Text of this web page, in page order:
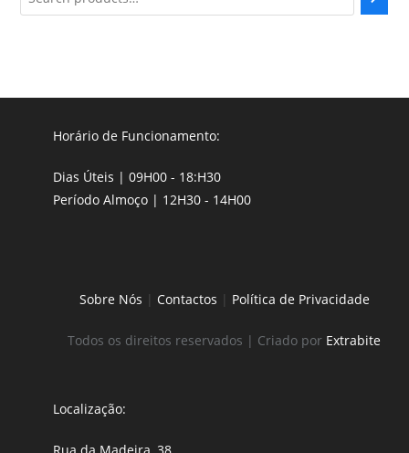
Horário de Funcionamento:
Dias Úteis | 09H00 - 18:H30
Período Almoço | 12H30 - 14H00
Sobre Nós | Contactos | Política de Privacidade
Todos os direitos reservados | Criado por Extrabite
Localização: